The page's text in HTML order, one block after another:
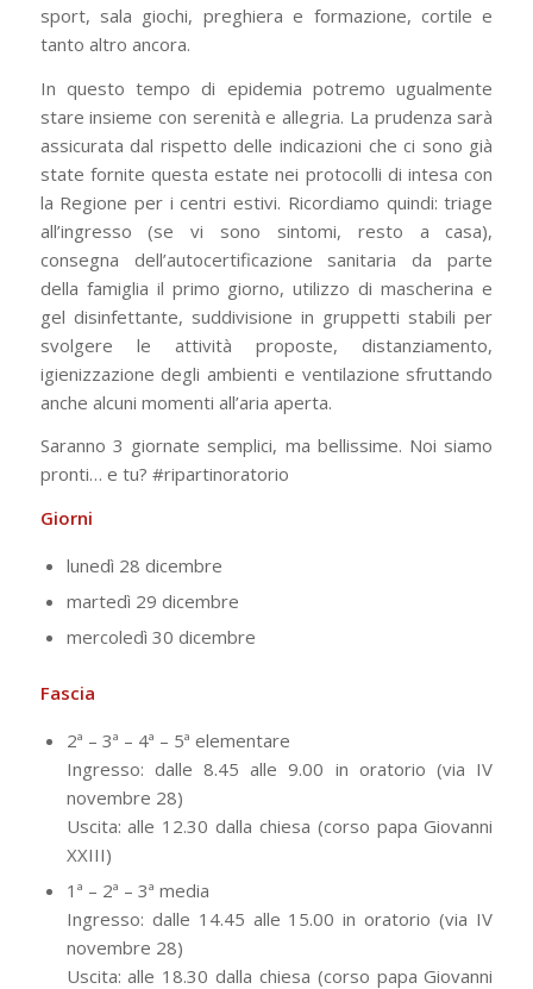
sport, sala giochi, preghiera e formazione, cortile e
tanto altro ancora.
In questo tempo di epidemia potremo ugualmente
stare insieme con serenità e allegria. La prudenza sarà
assicurata dal rispetto delle indicazioni che ci sono già
state fornite questa estate nei protocolli di intesa con
la Regione per i centri estivi. Ricordiamo quindi: triage
all’ingresso (se vi sono sintomi, resto a casa),
consegna dell’autocertificazione sanitaria da parte
della famiglia il primo giorno, utilizzo di mascherina e
gel disinfettante, suddivisione in gruppetti stabili per
svolgere le attività proposte, distanziamento,
igienizzazione degli ambienti e ventilazione sfruttando
anche alcuni momenti all’aria aperta.
Saranno 3 giornate semplici, ma bellissime. Noi siamo
pronti… e tu? #ripartinoratorio
Giorni
lunedì 28 dicembre
martedì 29 dicembre
mercoledì 30 dicembre
Fascia
2ª – 3ª – 4ª – 5ª elementare
Ingresso: dalle 8.45 alle 9.00 in oratorio (via IV
novembre 28)
Uscita: alle 12.30 dalla chiesa (corso papa Giovanni
XXIII)
1ª – 2ª – 3ª media
Ingresso: dalle 14.45 alle 15.00 in oratorio (via IV
novembre 28)
Uscita: alle 18.30 dalla chiesa (corso papa Giovanni